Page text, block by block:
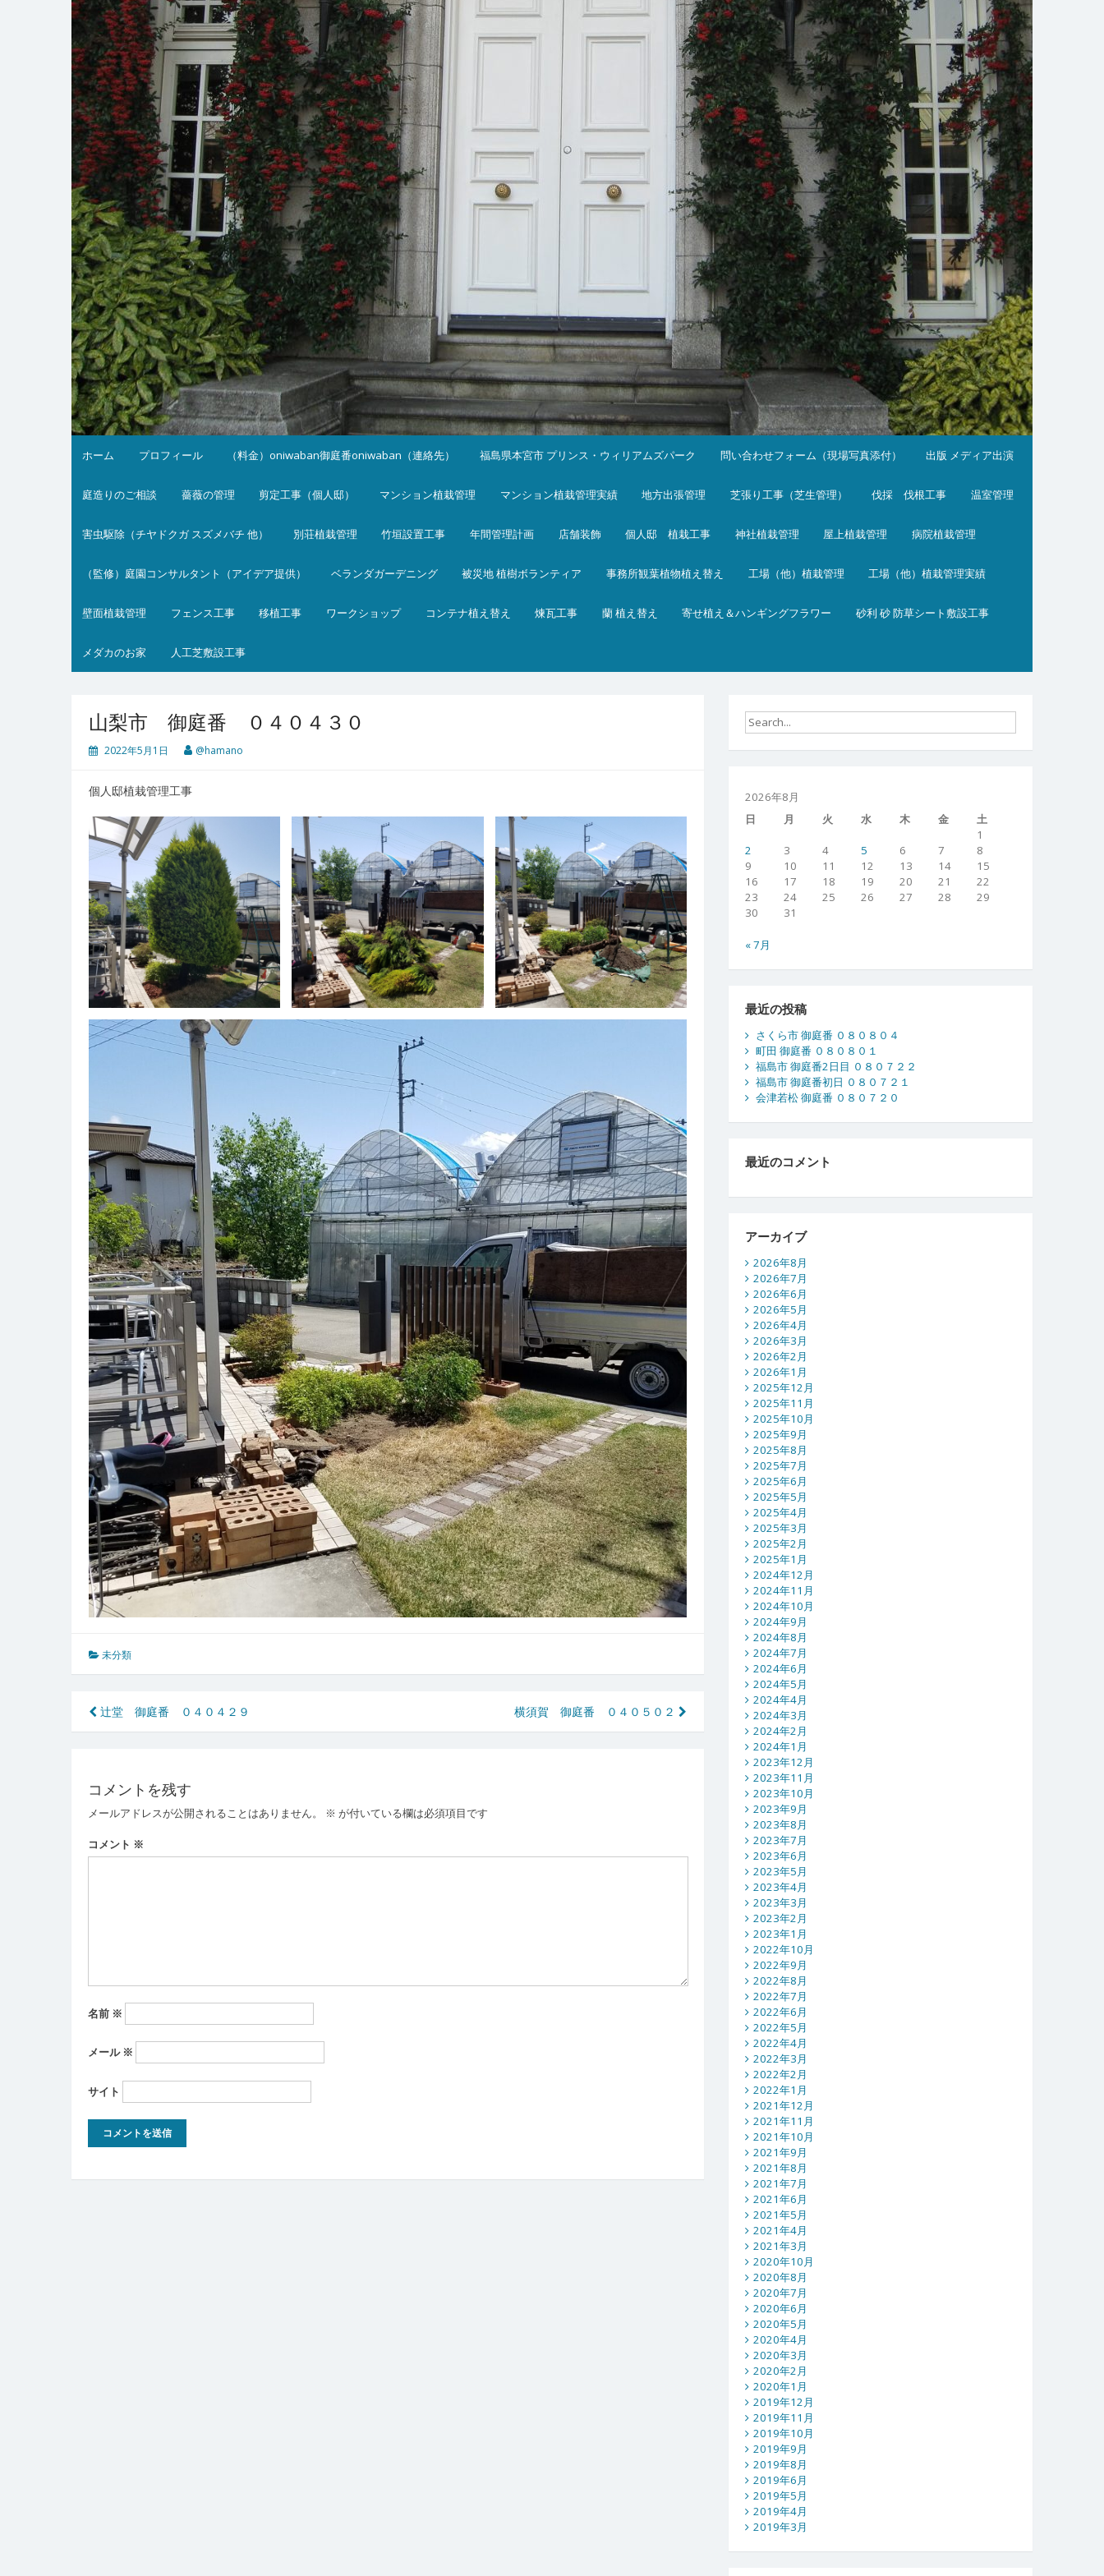
ホーム プロフィール （料金）oniwaban御庭番oniwaban（連絡先） 福島県本宮市 プリンス・ウィリアムズパーク 問い合わせフォーム（現場写真添付） 出版 メディア出演
庭造りのご相談 薔薇の管理 剪定工事（個人邸） マンション植栽管理 マンション植栽管理実績 地方出張管理 芝張り工事（芝生管理） 伐採 伐根工事 温室管理
害虫駆除（チヤドクガ スズメバチ 他） 別荘植栽管理 竹垣設置工事 年間管理計画 店舗装飾 個人邸 植栽工事 神社植栽管理 屋上植栽管理 病院植栽管理
（監修）庭園コンサルタント（アイデア提供） ベランダガーデニング 被災地 植樹ボランティア 事務所観葉植物植え替え 工場（他）植栽管理 工場（他）植栽管理実績
壁面植栽管理 フェンス工事 移植工事 ワークショップ コンテナ植え替え 煉瓦工事 蘭 植え替え 寄せ植え＆ハンギングフラワー 砂利 砂 防草シート敷設工事
メダカのお家 人工芝敷設工事
山梨市 御庭番 ０４０４３０
2022年5月1日 @hamano
個人邸植栽管理工事
未分類
投
稿
ビ
ゲ
ー
辻堂 御庭番 ０４０４２９ 横須賀 御庭番 ０４０５０２
コメントを残す
メールアドレスが公開されることはありません。 ※ が付いている欄は必須項目です
コメント ※
名前 ※
メール ※
サイト
2026年8月
日
月 火 水 木 金
土
1
2
3 4 5 6 7
8
9
10 11 12 13 14
15
16
17 18 19 20 21
22
23
24 25 26 27 28
29
30
31
« 7月
最近の投稿
さくら市 御庭番 ０８０８０４
町田 御庭番 ０８０８０１
福島市 御庭番2日目 ０８０７２２
福島市 御庭番初日 ０８０７２１
会津若松 御庭番 ０８０７２０
最近のコメント
アーカイブ
2026年8月
2026年7月
2026年6月
2026年5月
2026年4月
2026年3月
2026年2月
2026年1月
2025年12月
2025年11月
2025年10月
2025年9月
2025年8月
2025年7月
2025年6月
2025年5月
2025年4月
2025年3月
2025年2月
2025年1月
2024年12月
2024年11月
2024年10月
2024年9月
2024年8月
2024年7月
2024年6月
2024年5月
2024年4月
2024年3月
2024年2月
2024年1月
2023年12月
2023年11月
2023年10月
2023年9月
2023年8月
2023年7月
2023年6月
2023年5月
2023年4月
2023年3月
2023年2月
2023年1月
2022年10月
2022年9月
2022年8月
2022年7月
2022年6月
2022年5月
2022年4月
2022年3月
2022年2月
2022年1月
2021年12月
2021年11月
2021年10月
2021年9月
2021年8月
2021年7月
2021年6月
2021年5月
2021年4月
2021年3月
2020年10月
2020年8月
2020年7月
2020年6月
2020年5月
2020年4月
2020年3月
2020年2月
2020年1月
2019年12月
2019年11月
2019年10月
2019年9月
2019年8月
2019年6月
2019年5月
2019年4月
2019年3月